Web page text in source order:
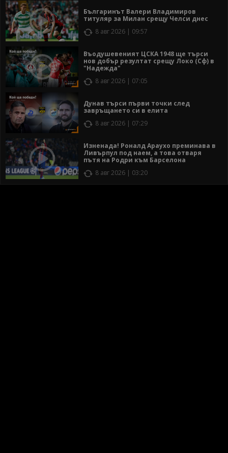
Българинът Валери Владимиров
титуляр за Милан срещу Челси днес
8 авг 2026 | 09:57
Въодушевеният ЦСКА 1948 ще търси
нов добър резултат срещу Локо (Сф) в
"Надежда"
8 авг 2026 | 07:05
Дунав търси първи точки след
завръщането си в елита
8 авг 2026 | 07:29
Изненада! Роналд Араухо преминава в
Ливърпул под наем, а това отваря
пътя на Родри към Барселона
8 авг 2026 | 03:20